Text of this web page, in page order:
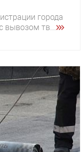
города
вывозом тв...